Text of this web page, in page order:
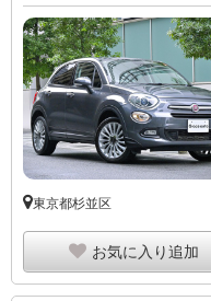
東京都杉並区
お気に入り追加